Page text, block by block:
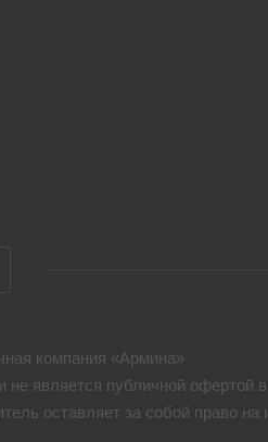
компания «Армина»
является публичной офертой
оставляет за собой право